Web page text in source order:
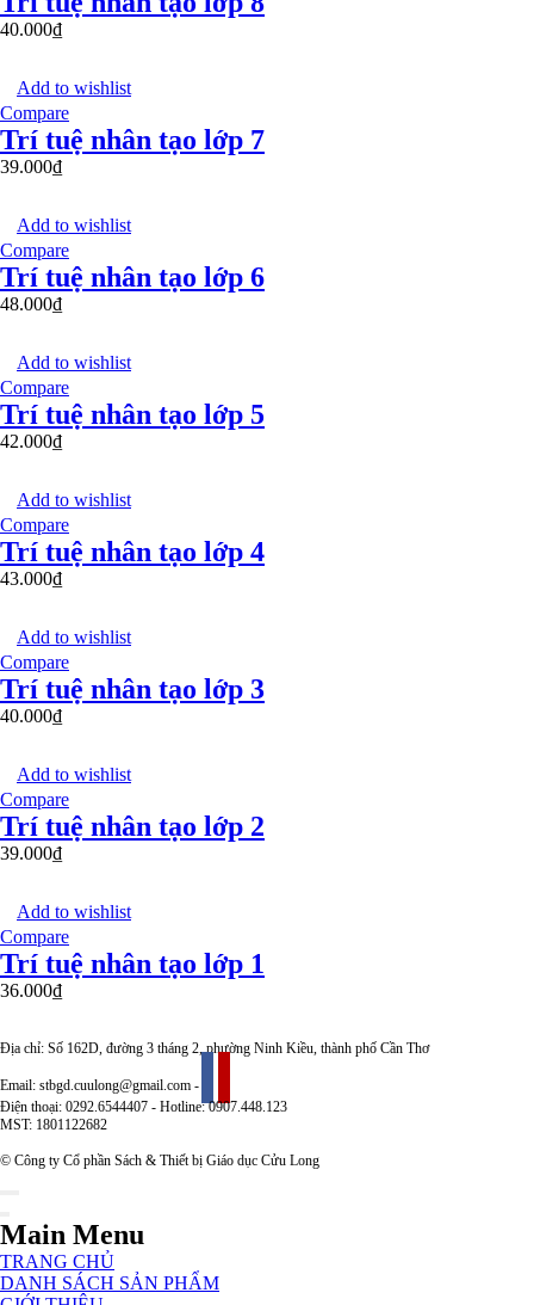
40.000₫
Add to wishlist
Compare
Trí tuệ nhân tạo lớp 7
39.000₫
Add to wishlist
Compare
Trí tuệ nhân tạo lớp 6
48.000₫
Add to wishlist
Compare
Trí tuệ nhân tạo lớp 5
42.000₫
Add to wishlist
Compare
Trí tuệ nhân tạo lớp 4
43.000₫
Add to wishlist
Compare
Trí tuệ nhân tạo lớp 3
40.000₫
Add to wishlist
Compare
Trí tuệ nhân tạo lớp 2
39.000₫
Add to wishlist
Compare
Trí tuệ nhân tạo lớp 1
36.000₫
Địa chỉ: Số 162D, đường 3 tháng 2, phường Ninh Kiều, thành phố Cần Thơ
Email: stbgd.cuulong@gmail.com -
Điện thoại: 0292.6544407 - Hotline: 0907.448.123
MST: 1801122682
© Công ty Cổ phần Sách & Thiết bị Giáo dục Cửu Long
Main Menu
TRANG CHỦ
DANH SÁCH SẢN PHẨM